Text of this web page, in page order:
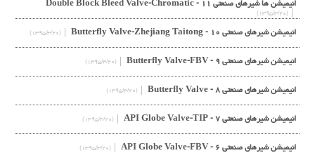
انیمیشن ها شیرهای صنعتی ۱۱ - Double Block Bleed Valve-Chromatic
(۱۳۹۵/۳/۲۰)
انیمیشن شیرهای صنعتی ۱۰ - Butterfly Valve-Zhejiang Taitong (۱۳۹۵/۳/۲۰)
انیمیشن شیرهای صنعتی ۹ - Butterfly Valve-FBV (۱۳۹۵/۳/۲۰)
انیمیشن شیرهای صنعتی ۸ - Butterfly Valve (۱۳۹۵/۳/۲۰)
انیمیشن شیرهای صنعتی ۷ - API Globe Valve-TIP (۱۳۹۵/۳/۲۰)
انیمیشن شیرهای صنعتی ۶ - API Globe Valve-FBV (۱۳۹۵/۳/۲۰)